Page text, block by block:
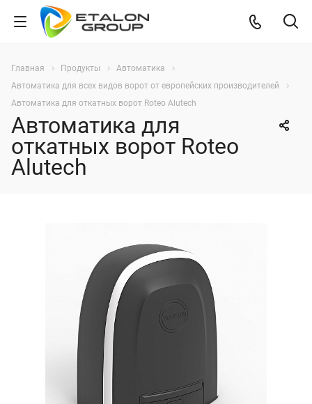
Главная Продукты
Автоматика
Автоматика для всех видов ворот от европейских производителей
Автоматика для откатных ворот Roteo Alutech
Автоматика для
откатных ворот Roteo
Alutech